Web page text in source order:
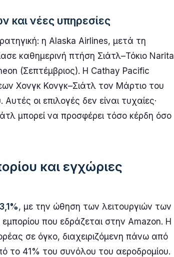
και νέες υπηρεσίες
η Alaska Airlines, μετά τη
καθημερινή πτήση Σιάτλ–Τόκιο Narita
(Σεπτέμβριος). Η Cathay Pacific
Χονγκ Κονγκ–Σιάτλ τον Μάρτιο του
οι επιλογές δεν είναι τυχαίες·
μπορεί να προσφέρει τόσο κέρδη όσο
και εγχώριες
, με την ώθηση των λειτουργιών των
που εδράζεται στην Amazon. Η
σε όγκο, διαχειριζόμενη πάνω από
το 41% του συνόλου του αεροδρομίου.